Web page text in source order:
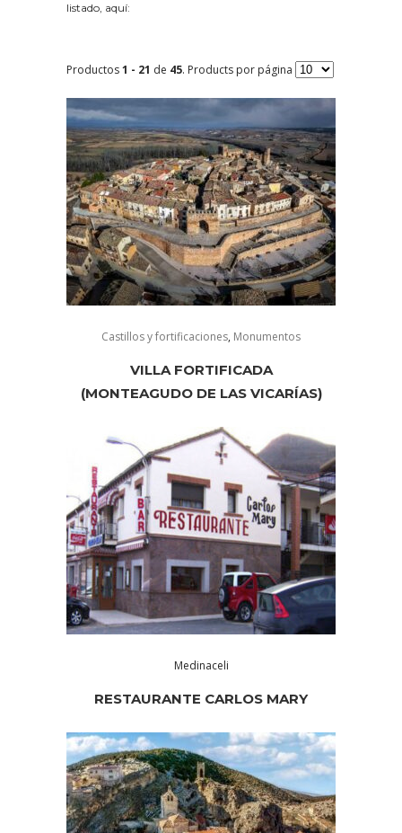
listado, aquí:
Productos1 - 21 de 45. Products por página
Castillos y fortificaciones, Monumentos
VILLA FORTIFICADA
(MONTEAGUDO DE LAS VICARÍAS)
Medinaceli
RESTAURANTE CARLOS MARY